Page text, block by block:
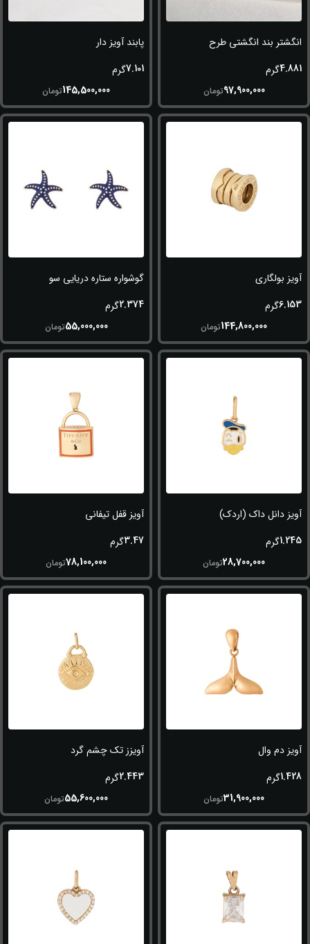
انگشتر بند انگشتی طرح ناخن
4.881گرم
97,900,000تومان
پابند آویز دار
7.101گرم
145,500,000تومان
آویز بولگاری
6.153گرم
144,800,000تومان
گوشواره ستاره دریایی سورمه ای
2.374گرم
55,000,000تومان
آویز دانل داک (اردک)
1.245گرم
28,700,000تومان
آویز قفل تیفانی
3.47گرم
78,100,000تومان
آویز دم وال
1.428گرم
31,900,000تومان
آویزز تک چشم گرد
2.443گرم
55,600,000تومان